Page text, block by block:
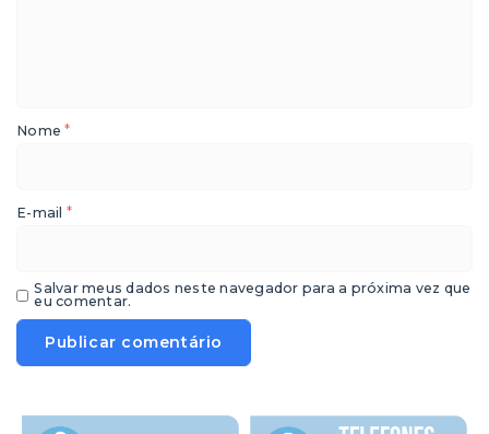
Nome*
E-mail *
Salvar meus dados neste navegador para a próxima vez que
eu comentar.